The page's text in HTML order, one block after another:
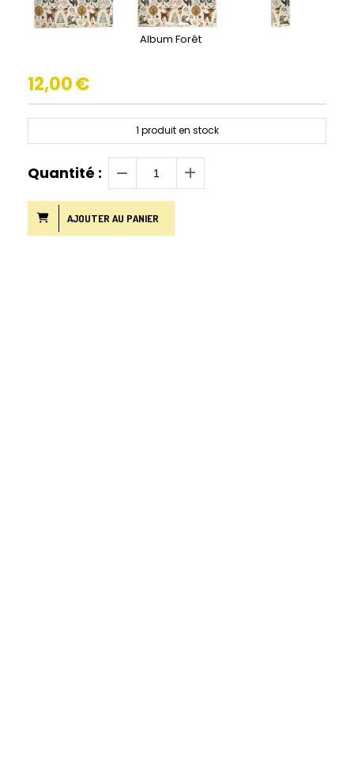
Album Forêt
12,00€
1 produit en stock
Quantité :
AJOUTER AU PANIER